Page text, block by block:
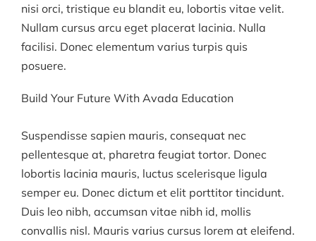
nisi orci, tristique eu blandit eu, lobortis vitae velit.
Nullam cursus arcu eget placerat lacinia. Nulla
facilisi. Donec elementum varius turpis quis
posuere.
Build Your Future With Avada Education
Suspendisse sapien mauris, consequat nec
pellentesque at, pharetra feugiat tortor. Donec
lobortis lacinia mauris, luctus scelerisque ligula
semper eu. Donec dictum et elit porttitor tincidunt.
Duis leo nibh, accumsan vitae nibh id, mollis
convallis nisl. Mauris varius cursus lorem at eleifend.